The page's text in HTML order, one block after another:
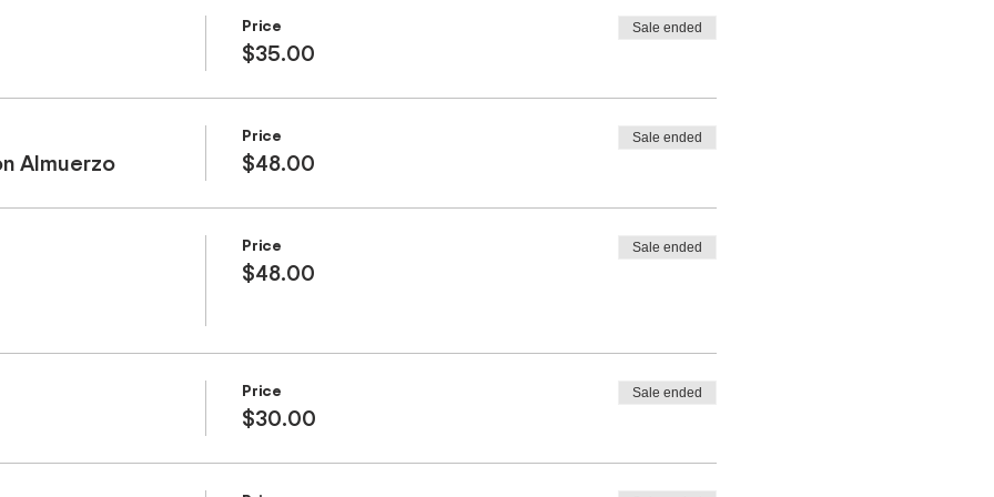
Casino Fiesta: 4:00 am
Express: 4:15 am
en playa)
Price
$35.00
Sale ended
Almuerzo
Price
$48.00
Sale ended
Price
$48.00
Sale ended
Price
$30.00
Sale ended